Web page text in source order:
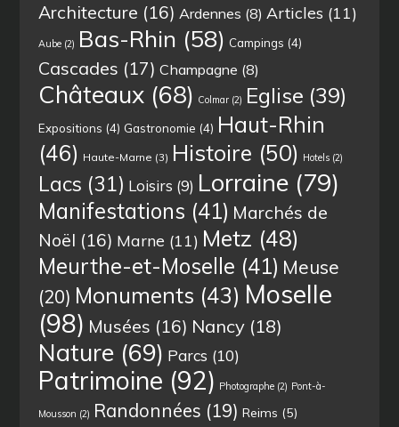
Architecture (16) Ardennes (8) Articles (11)
Aube (2) Bas-Rhin (58) Campings (4)
Cascades (17) Champagne (8)
Châteaux (68) Colmar (2) Eglise (39)
Expositions (4) Gastronomie (4) Haut-Rhin
(46) Haute-Marne (3) Histoire (50) Hotels (2)
Lacs (31) Loisirs (9) Lorraine (79)
Manifestations (41) Marchés de
Noël (16) Marne (11) Metz (48)
Meurthe-et-Moselle (41) Meuse
(20) Monuments (43) Moselle
(98) Musées (16) Nancy (18)
Nature (69) Parcs (10)
Patrimoine (92) Photographe (2) Pont-à-
Mousson (2) Randonnées (19) Reims (5)